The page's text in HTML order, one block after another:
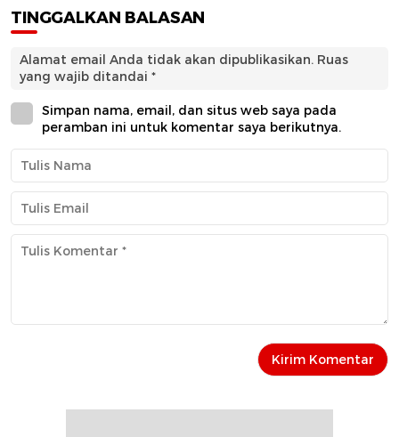
TINGGALKAN BALASAN
Alamat email Anda tidak akan dipublikasikan. Ruas
yang wajib ditandai *
Simpan nama, email, dan situs web saya pada
peramban ini untuk komentar saya berikutnya.